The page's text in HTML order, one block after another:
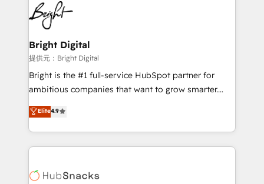
competitive market.
Impact Award 🏆2022 Technical Expertise Impact
Award 🏆2022 Platform Migration Excellence Impact
Award 🏆2020 Elite Solutions Partner 🏆2019
Integrations HubSpot Impact Award 🏆2019
Marketing Enablement HubSpot Impact Award 🏆
2018 Website Design HubSpot Impact Award 🏆2017
Growth-Driven Design Agency of the Year 🏆2016
Sales Enablement HubSpot Impact Award 🏆2015
HubSpot COS Performance Award 🏆2014 HubSpot
Bright Digital
提供元：Bright Digital
Bright is the #1 full-service HubSpot partner for
ambitious companies that want to grow smarter.
From HubSpot onboarding, to training, from
developing a new website to lead generation and
digital marketing; we do it all (and with great
results)! In short, our services include: - HubSpot
HubSpot development: websites, custom modules,
Elite4.9